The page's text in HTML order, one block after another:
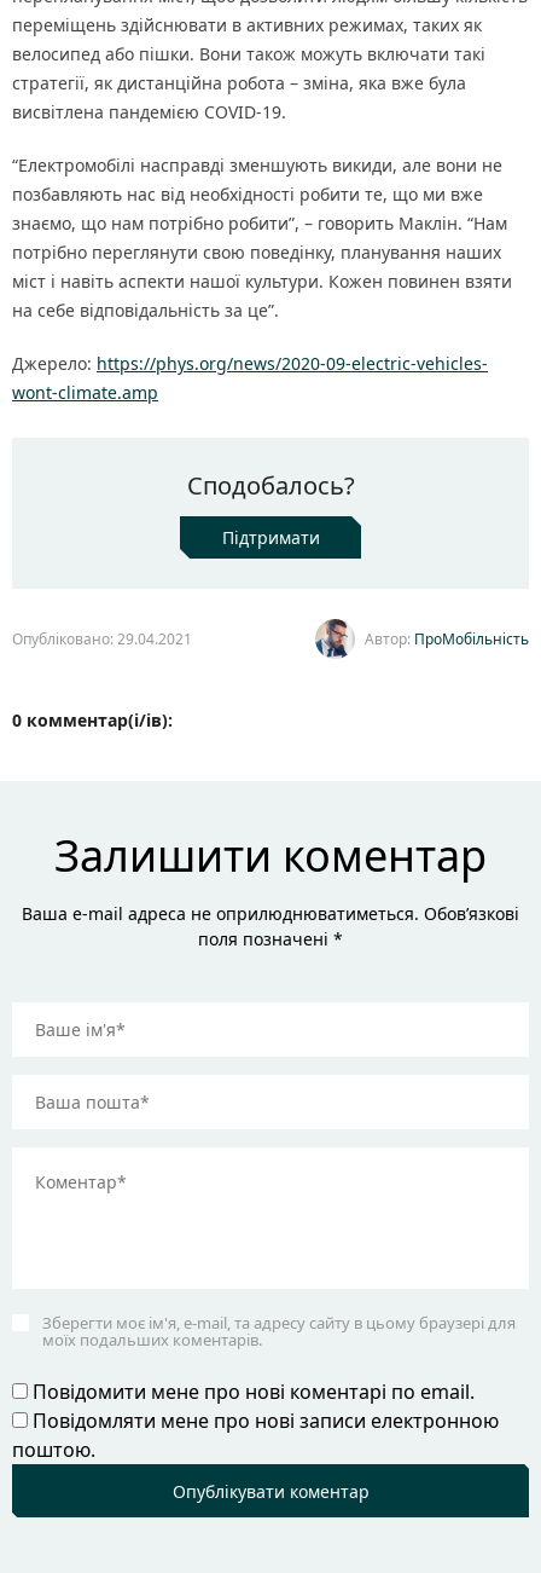
переміщень здійснювати в активних режимах, таких як
велосипед або пішки. Вони також можуть включати такі
стратегії, як дистанційна робота – зміна, яка вже була
висвітлена пандемією COVID-19.
“Електромобілі насправді зменшують викиди, але вони не
позбавляють нас від необхідності робити те, що ми вже
знаємо, що нам потрібно робити”, – говорить Маклін. “Нам
потрібно переглянути свою поведінку, планування наших
міст і навіть аспекти нашої культури. Кожен повинен взяти
на себе відповідальність за це”.
Джерело: https://phys.org/news/2020-09-electric-vehicles-
wont-climate.amp
Сподобалось?
Підтримати
Опубліковано: 29.04.2021 Автор: ПроМобільність
0 комментар(і/ів):
Залишити коментар
Ваша e-mail адреса не оприлюднюватиметься. Обов’язкові
поля позначені *
Зберегти моє ім'я, e-mail, та адресу сайту в цьому браузері для
моїх подальших коментарів.
Повідомити мене про нові коментарі по email.
Повідомляти мене про нові записи електронною
поштою.